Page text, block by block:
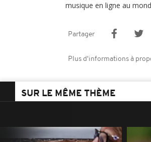
musique en ligne au
Partager
Plus d'informations à
SUR LE MÊME THÈME